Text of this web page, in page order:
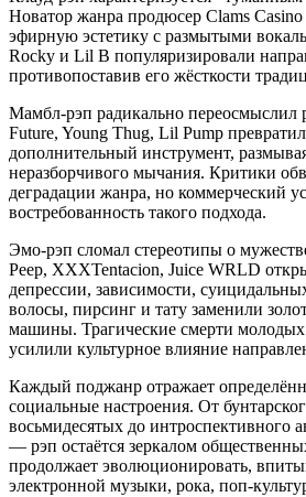
Новатор жанра продюсер Clams Casino
эфирную эстетику с размытыми
Rocky и Lil B популяризировали
противопоставив его жёсткости
Мамбл-рэп радикально переосмыслил
Future, Young Thug, Lil Pump
дополнительный инструмент,
неразборчивого мычания. Критики
деградации жанра, но коммерческий
востребованность такого подхода.
Эмо-рэп сломал стереотипы о
Peep, XXXTentacion, Juice WRLD
депрессии, зависимости,
волосы, пирсинг и тату заменили
машины. Трагические смерти
усилили культурное влияние
Каждый поджанр отражает
социальные настроения. От
восьмидесятых до интроспективного
— рэп остаётся зеркалом
продолжает эволюционировать,
электронной музыки, рока, поп-